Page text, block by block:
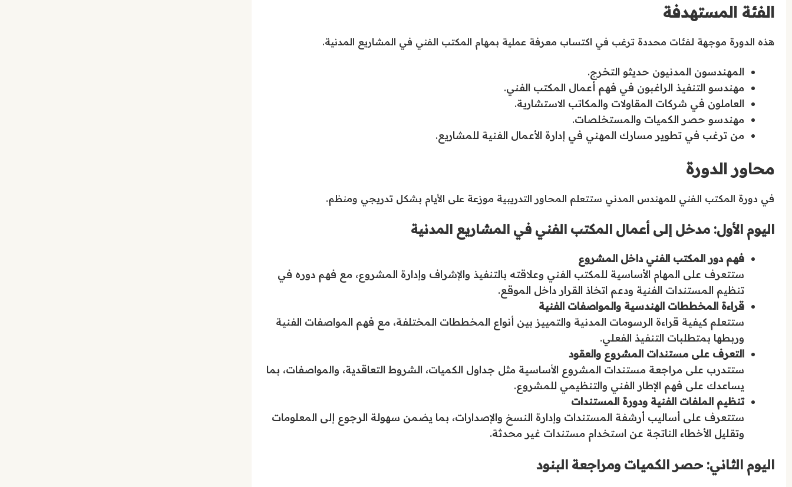
الفئة المستهدفة
هذه الدورة موجهة لفئات محددة ترغب في اكتساب معرفة عملية بمهام المكتب الفني في المشاريع المدنية.
المهندسون المدنيون حديثو التخرج.
مهندسو التنفيذ الراغبون في فهم أعمال المكتب الفني.
العاملون في شركات المقاولات والمكاتب الاستشارية.
مهندسو حصر الكميات والمستخلصات.
من ترغب في تطوير مسارك المهني في إدارة الأعمال الفنية للمشاريع.
محاور الدورة
في دورة المكتب الفني للمهندس المدني ستتعلم المحاور التدريبية موزعة على الأيام بشكل تدريجي ومنظم.
اليوم الأول: مدخل إلى أعمال المكتب الفني في المشاريع المدنية
فهم دور المكتب الفني داخل المشروع
ستتعرف على المهام الأساسية للمكتب الفني وعلاقته بالتنفيذ والإشراف وإدارة المشروع، مع فهم دوره في
تنظيم المستندات الفنية ودعم اتخاذ القرار داخل الموقع.
قراءة المخططات الهندسية والمواصفات الفنية
ستتعلم كيفية قراءة الرسومات المدنية والتمييز بين أنواع المخططات المختلفة، مع فهم المواصفات الفنية
وربطها بمتطلبات التنفيذ الفعلي.
التعرف على مستندات المشروع والعقود
ستتدرب على مراجعة مستندات المشروع الأساسية مثل جداول الكميات، الشروط التعاقدية، والمواصفات، بما
يساعدك على فهم الإطار الفني والتنظيمي للمشروع.
تنظيم الملفات الفنية ودورة المستندات
ستتعرف على أساليب أرشفة المستندات وإدارة النسخ والإصدارات، بما يضمن سهولة الرجوع إلى المعلومات
وتقليل الأخطاء الناتجة عن استخدام مستندات غير محدثة.
اليوم الثاني: حصر الكميات ومراجعة البنود